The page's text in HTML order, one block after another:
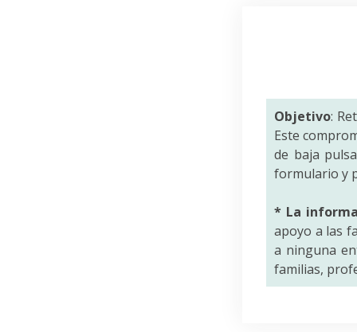
Objetivo:
Este
de baja
formulario y
* La
apoyo a las
a ninguna
familias,